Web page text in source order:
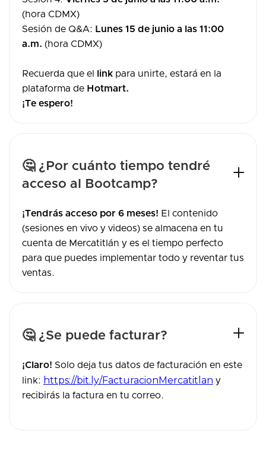
(hora CDMX)
Sesión de Q&A: Lunes 15 de junioa las 11:00
a.m. (hora CDMX)
Recuerda que el linkpara unirte, estará en la
plataforma de Hotmart.
¡Te espero!
🤔 ¿Por cuánto tiempo tendré
acceso al Bootcamp?
¡Tendrás acceso por 6 meses! El contenido
(sesiones en vivo y videos) se almacena en tu
cuenta de Mercatitlán y es el tiempo perfecto
para que puedes implementar todo y reventar tus
ventas.
🤔 ¿Se puede facturar?
¡Claro! Solo deja tus datos de facturación en este
link: https://bit.ly/FacturacionMercatitlan y
recibirás la factura en tu correo.